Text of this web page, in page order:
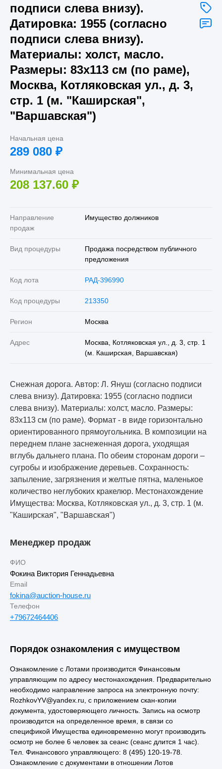
подписи слева внизу).
Датировка: 1955 (согласно
подписи слева внизу).
Материалы: холст, масло.
Размеры: 83х113 см (по раме),
Москва, Котляковская ул., д. 3,
стр. 1 (м. "Каширская",
"Варшавская")
Начальная цена
289 080 ₽
Минимальная цена
208 137.60 ₽
Направление
продаж
Имущество должников
Вид процедуры
Продажа посредством публичного
предложения
Код лота РАД-396990
Код процедуры 213350
Регион Москва
Адрес
Москва, Котляковская ул., д. 3, стр. 1
(м. Каширская, Варшавская)
Снежная дорога. Автор: Л. Януш (согласно подписи
слева внизу). Датировка: 1955 (согласно подписи
слева внизу). Материалы: холст, масло. Размеры:
83х113 см (по раме). Формат - в виде горизонтально
ориентированного прямоугольника. В композиции на
переднем плане заснеженная дорога, уходящая
вглубь дальнего плана. По обеим сторонам дороги –
сугробы и изображение деревьев. Сохранность:
запыление, загрязнения и желтые пятна, маленькое
количество неглубоких кракелюр. Местонахождение
Имущества: Москва, Котляковская ул., д. 3, стр. 1 (м.
"Каширская", "Варшавская")
Менеджер продаж
ФИО
Фокина Виктория Геннадьевна
Email
fokina@auction-house.ru
Телефон
+79672464406
Порядок ознакомления с имуществом
Ознакомление с Лотами производится Финансовым
управляющим по адресу местонахождения. Предварительно
необходимо направление запроса на электронную почту:
RozhkovYV@yandex.ru, с приложением скан-копии
документа, удостоверяющего личность. Запись на осмотр
производится на определенное время, в связи со
спецификой Имущества единовременно могут производить
осмотр не более 6 человек за сеанс (сеанс длится 1 час).
Тел. Финансового управляющего: 8 (495) 120-19-78.
Ознакомление с документами в отношении Лотов